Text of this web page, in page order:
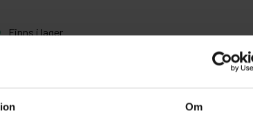
Om
Finns i lager
Lägg i